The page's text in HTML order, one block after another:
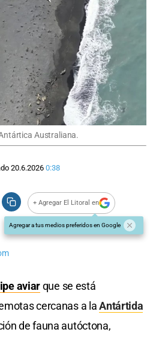
Australiana.
20.6.20260:38
+ Agregar El Litoral en
Agregar a tus medios preferidos en Google
aviarque se está
cercanas a laAntártida
de fauna autóctona,